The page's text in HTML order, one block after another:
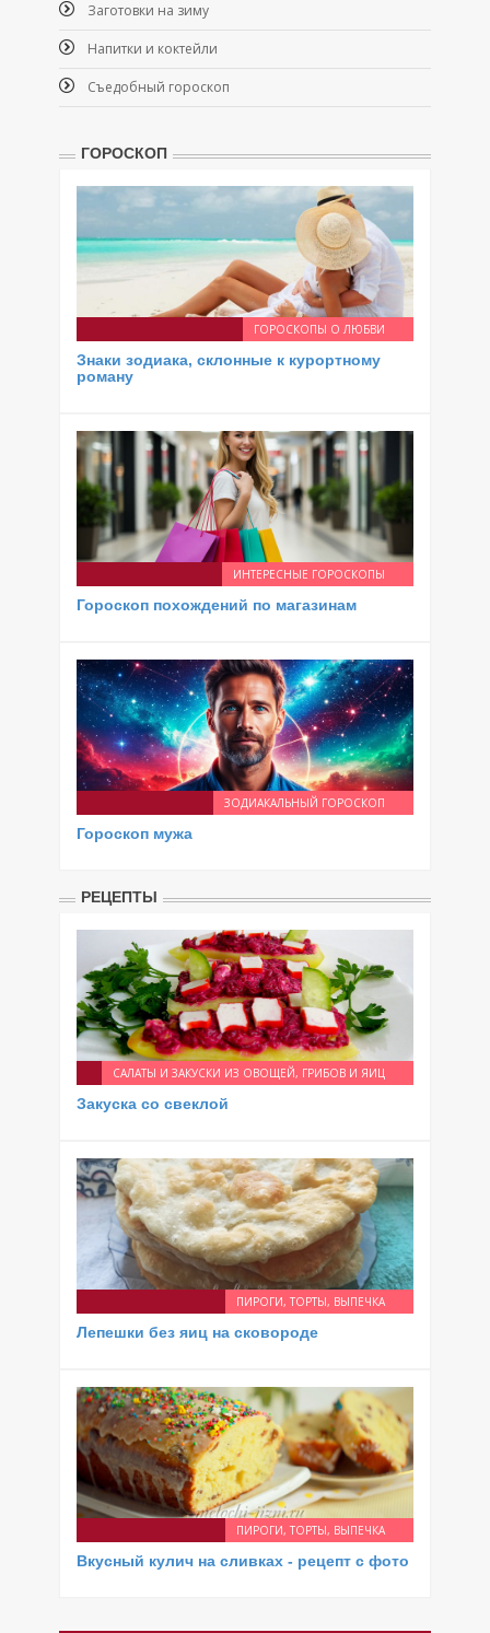
Заготовки на зиму
Напитки и коктейли
Съедобный гороскоп
ГОРОСКОП
ГОРОСКОПЫ О ЛЮБВИ
Знаки зодиака, склонные к курортному
роману
ИНТЕРЕСНЫЕ ГОРОСКОПЫ
Гороскоп похождений по магазинам
ЗОДИАКАЛЬНЫЙ ГОРОСКОП
Гороскоп мужа
РЕЦЕПТЫ
САЛАТЫ И ЗАКУСКИ ИЗ ОВОЩЕЙ, ГРИБОВ И ЯИЦ
Закуска со свеклой
ПИРОГИ, ТОРТЫ, ВЫПЕЧКА
Лепешки без яиц на сковороде
ПИРОГИ, ТОРТЫ, ВЫПЕЧКА
Вкусный кулич на сливках - рецепт с фото